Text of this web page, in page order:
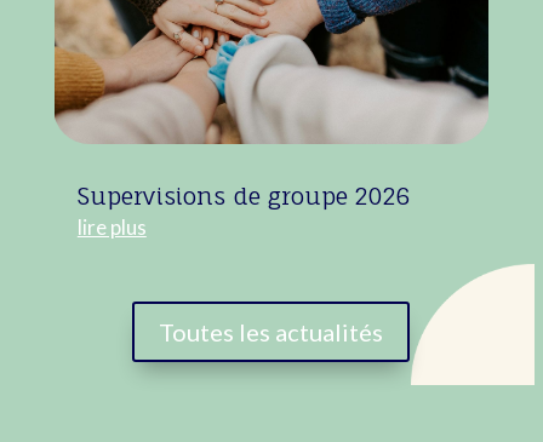
Supervisions de groupe 2026
lire plus
Toutes les actualités